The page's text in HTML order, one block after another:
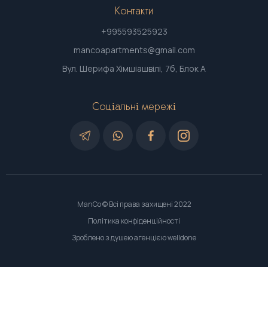
Контакти
+995593525923
mancoapartments@gmail.com
Вул. Шерифа Хімшіашвілі, 7б, Блок А
Соціальні мережі
ManCo © Всі права захищені 2022
Політика конфіденційності
Зроблено з душею агенцією welldone